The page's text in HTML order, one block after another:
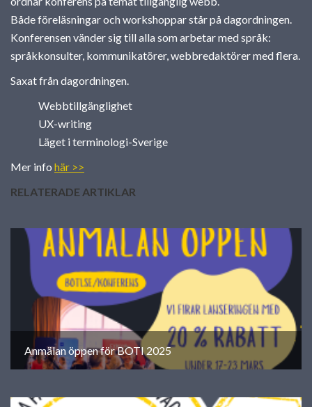
Både föreläsningar och workshoppar står på dagordningen.
Konferensen vänder sig till alla som arbetar med språk:
språkkonsulter, kommunikatörer, webbredaktörer med flera.
Saxat från dagordningen.
Webbtillgänglighet
UX-writing
Läget i terminologi-Sverige
Mer info här >>
RELATERADE ARTIKLAR
Anmälan öppen för BOTI 2025